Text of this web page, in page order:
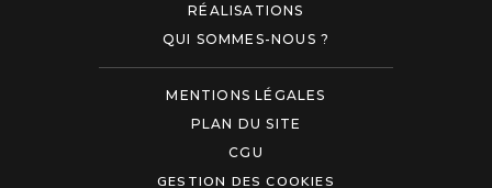
RÉALISATIONS
QUI SOMMES-NOUS ?
MENTIONS LÉGALES
PLAN DU SITE
CGU
GESTION DES COOKIES